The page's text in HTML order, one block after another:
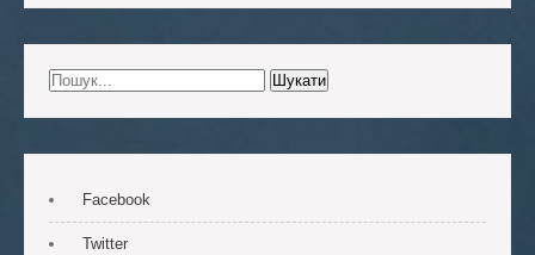
Facebook
Twitter